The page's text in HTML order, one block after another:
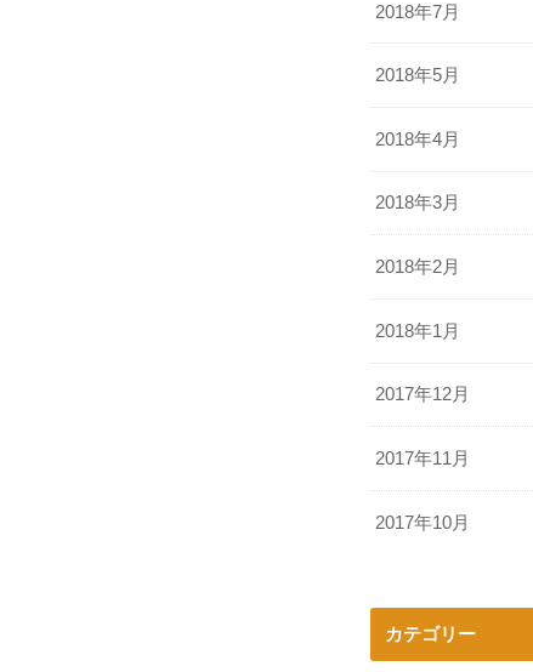
2018年7月
2018年5月
2018年4月
2018年3月
2018年2月
2018年1月
2017年12月
2017年11月
2017年10月
カテゴリー